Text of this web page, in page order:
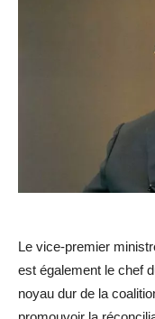
Le vice-premier
est également le chef
noyau dur de la